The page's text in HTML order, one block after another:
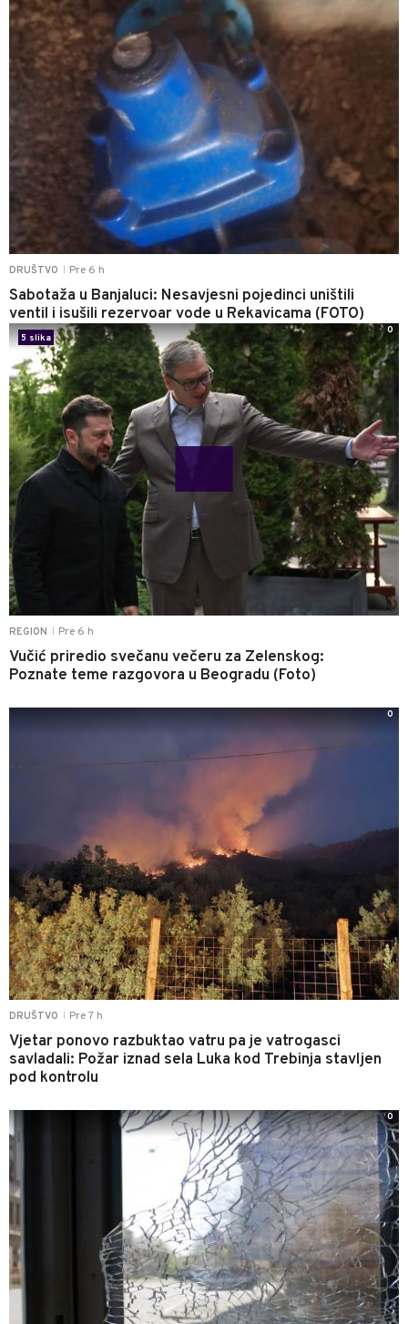
DRUŠTVO Pre 6 h
Sabotaža u Banjaluci: Nesavjesni pojedinci uništili
ventil i isušili rezervoar vode u Rekavicama (FOTO)
REGION Pre 6 h
Vučić priredio svečanu večeru za Zelenskog:
Poznate teme razgovora u Beogradu (Foto)
5 slika
0
DRUŠTVO Pre 7 h
Vjetar ponovo razbuktao vatru pa je vatrogasci
savladali: Požar iznad sela Luka kod Trebinja stavljen
pod kontrolu
0
0